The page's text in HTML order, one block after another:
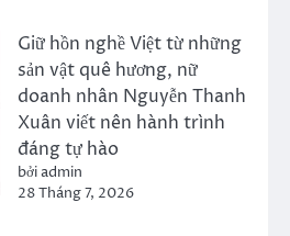
Giữ hồn nghề Việt từ những
sản vật quê hương, nữ
doanh nhân Nguyễn Thanh
Xuân viết nên hành trình
đáng tự hào
bởi admin
28 Tháng 7, 2026